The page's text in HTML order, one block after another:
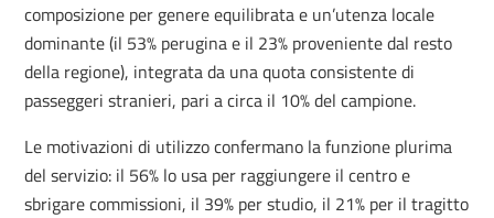
composizione per genere equilibrata e un’utenza locale
dominante (il 53% perugina e il 23% proveniente dal resto
della regione), integrata da una quota consistente di
passeggeri stranieri, pari a circa il 10% del campione.
Le motivazioni di utilizzo confermano la funzione plurima
del servizio: il 56% lo usa per raggiungere il centro e
sbrigare commissioni, il 39% per studio, il 21% per il tragitto